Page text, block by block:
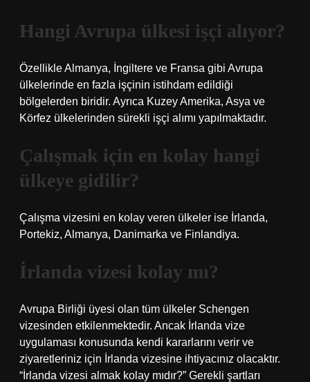
Hangi Avrupa ülkesi işçi alıyor?
Özellikle Almanya, İngiltere ve Fransa gibi Avrupa
ülkelerinde en fazla işçinin istihdam edildiği
bölgelerden biridir. Ayrıca Kuzey Amerika, Asya ve
Körfez ülkelerinden sürekli işçi alımı yapılmaktadır.
Çalışmak için en kolay hangi
ülkeye gidilir?
Çalışma vizesini en kolay veren ülkeler ise İrlanda,
Portekiz, Almanya, Danimarka ve Finlandiya.
İrlanda vizesi kolay mı?
Avrupa Birliği üyesi olan tüm ülkeler Schengen
vizesinden etkilenmektedir. Ancak İrlanda vize
uygulaması konusunda kendi kararlarını verir ve
ziyaretleriniz için İrlanda vizesine ihtiyacınız olacaktır.
“İrlanda vizesi almak kolay mıdır?” Gerekli şartları